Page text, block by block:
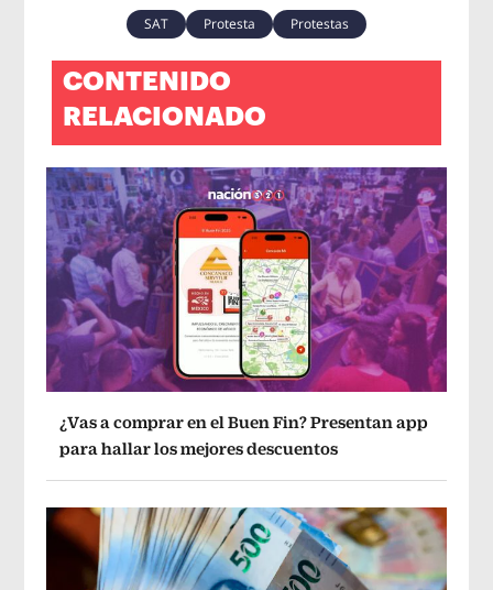
SAT Protesta Protestas
CONTENIDO
RELACIONADO
¿Vas a comprar en el Buen Fin? Presentan app
para hallar los mejores descuentos